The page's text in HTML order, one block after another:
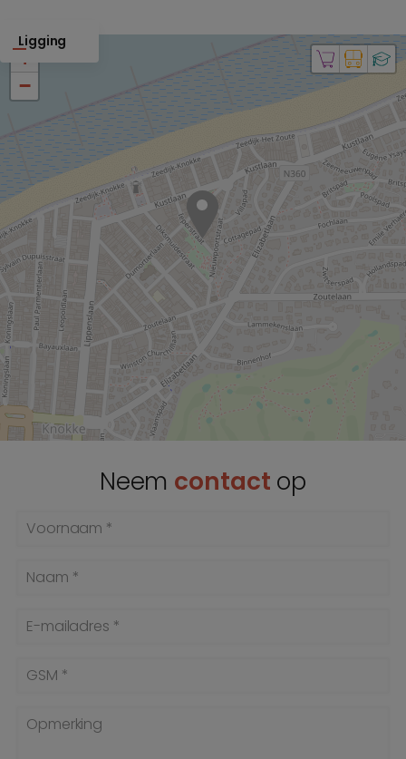
Ligging
+
−
Neem contact op
Voornaam *
Naam *
E-mailadres *
GSM *
Opmerking